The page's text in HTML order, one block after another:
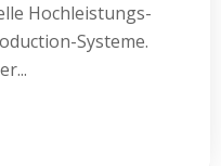
Hochleistungs­
Systeme.